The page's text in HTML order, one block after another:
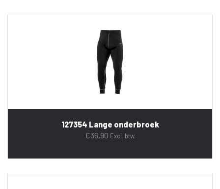
127354 Lange onderbroek
€36,90 Excl. btw.